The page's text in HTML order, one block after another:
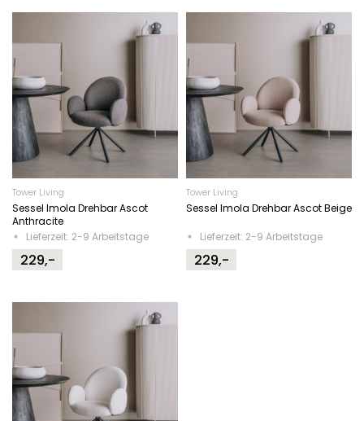
Tower Living
Sessel Imola Drehbar Ascot
Anthracite
Lieferzeit: 2-9 Arbeitstage
229,-
Tower Living
Sessel Imola Drehbar Ascot Beige
Lieferzeit: 2-9 Arbeitstage
229,-